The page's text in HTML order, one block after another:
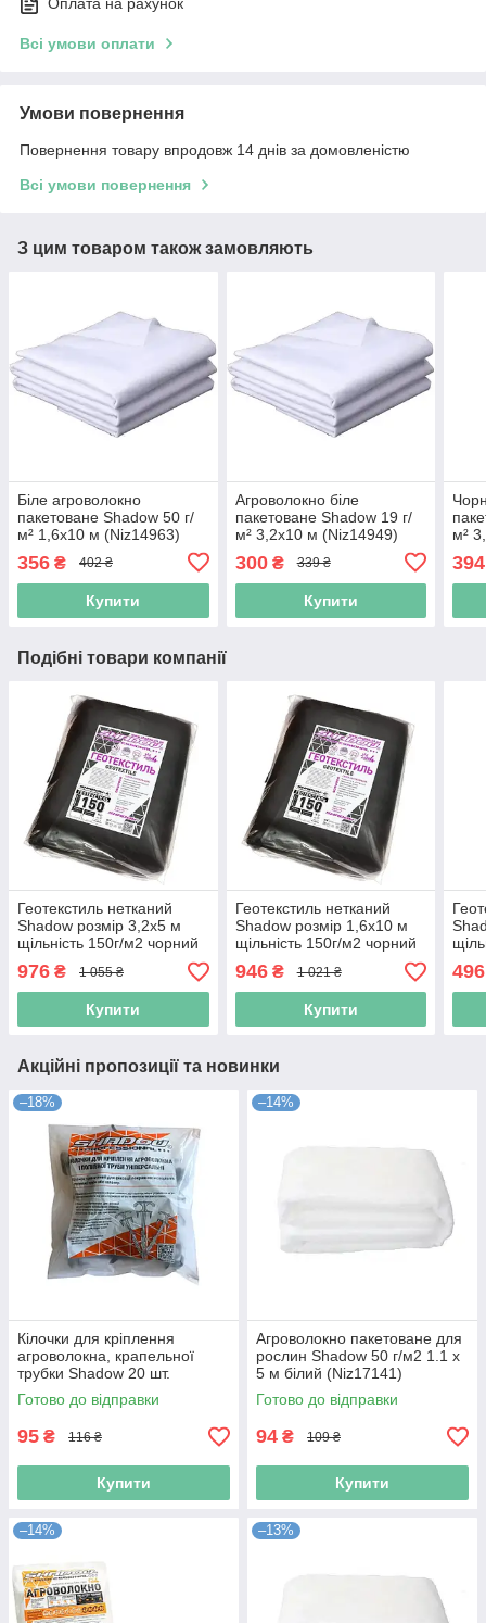
Оплата на рахунок
Всі умови оплати
Умови повернення
Повернення товару впродовж 14 днів за домовленістю
Всі умови повернення
З цим товаром також замовляють
Біле агроволокно
пакетоване Shadow 50 г/
м² 1,6x10 м (Niz14963)
356 ₴ 402 ₴
Купити
Агроволокно біле
пакетоване Shadow 19 г/
м² 3,2x10 м (Niz14949)
300₴ 339 ₴
Купити
м²
394
Подібні товари компанії
Геотекстиль нетканий
Shadow розмір 3,2х5 м
щільність 150г/м2 чорний
(Niz15331)
976 ₴ 1 055 ₴
Купити
Геотекстиль нетканий
Shadow розмір 1,6х10 м
щільність 150г/м2 чорний
(Niz15330)
946₴ 1 021 ₴
Купити
496
Акційні пропозиції та новинки
–18%
Кілочки для кріплення
агроволокна, крапельної
трубки Shadow 20 шт.
(Niz17179)
Готово до відправки
95 ₴ 116 ₴
Купити
–14%
Агроволокно пакетоване для
рослин Shadow 50 г/м2 1.1 х
5 м білий (Niz17141)
Готово до відправки
94 ₴ 109 ₴
Купити
–14% –13%